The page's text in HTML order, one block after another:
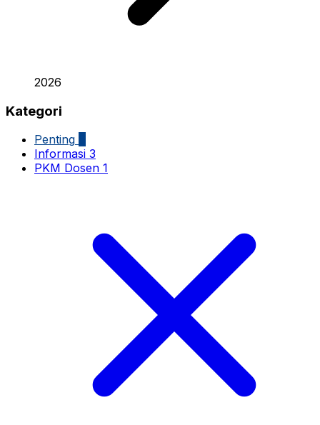
2026
Kategori
Penting
Informasi 3
PKM Dosen 1